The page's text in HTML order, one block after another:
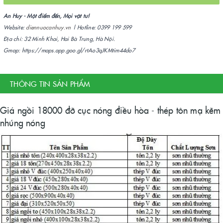
An Huy - Một điểm đến, Mọi vật tư!
Website: diennuocanhuy.vn | Hotline: 0399 199 599
Địa chỉ: 32 Minh Khai, Hai Bà Trưng, Hà Nội.
Gmap: https://maps.app.goo.gl/rtAo3qJKMtim44do7
THÔNG TIN SẢN PHẨM
Giá ngồi 18000 đỡ cục nóng điều hòa - thép tôn mạ kẽm
nhúng nóng